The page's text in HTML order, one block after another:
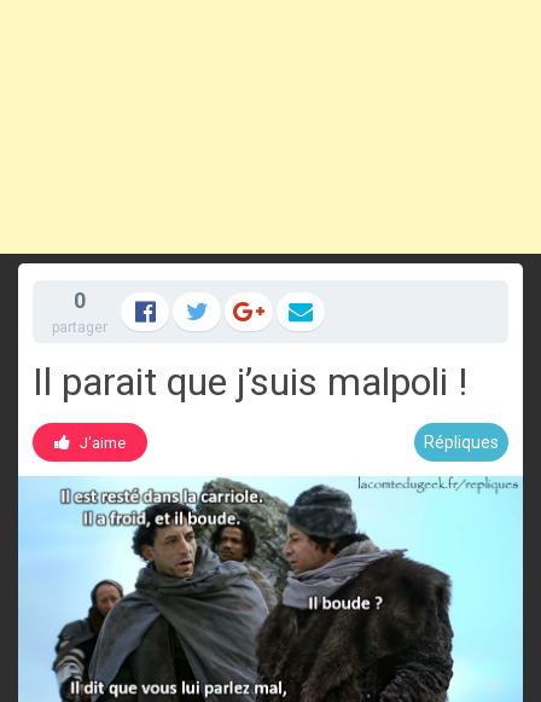
0
partager
Il parait que j’suis malpoli !
J'aime Répliques